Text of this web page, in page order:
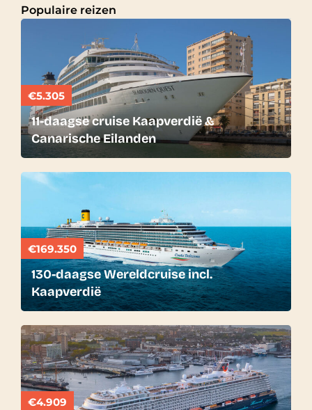
Populaire reizen
€5.305
11-daagse cruise Kaapverdië &
Canarische Eilanden
€169.350
130-daagse Wereldcruise incl.
Kaapverdië
€4.909